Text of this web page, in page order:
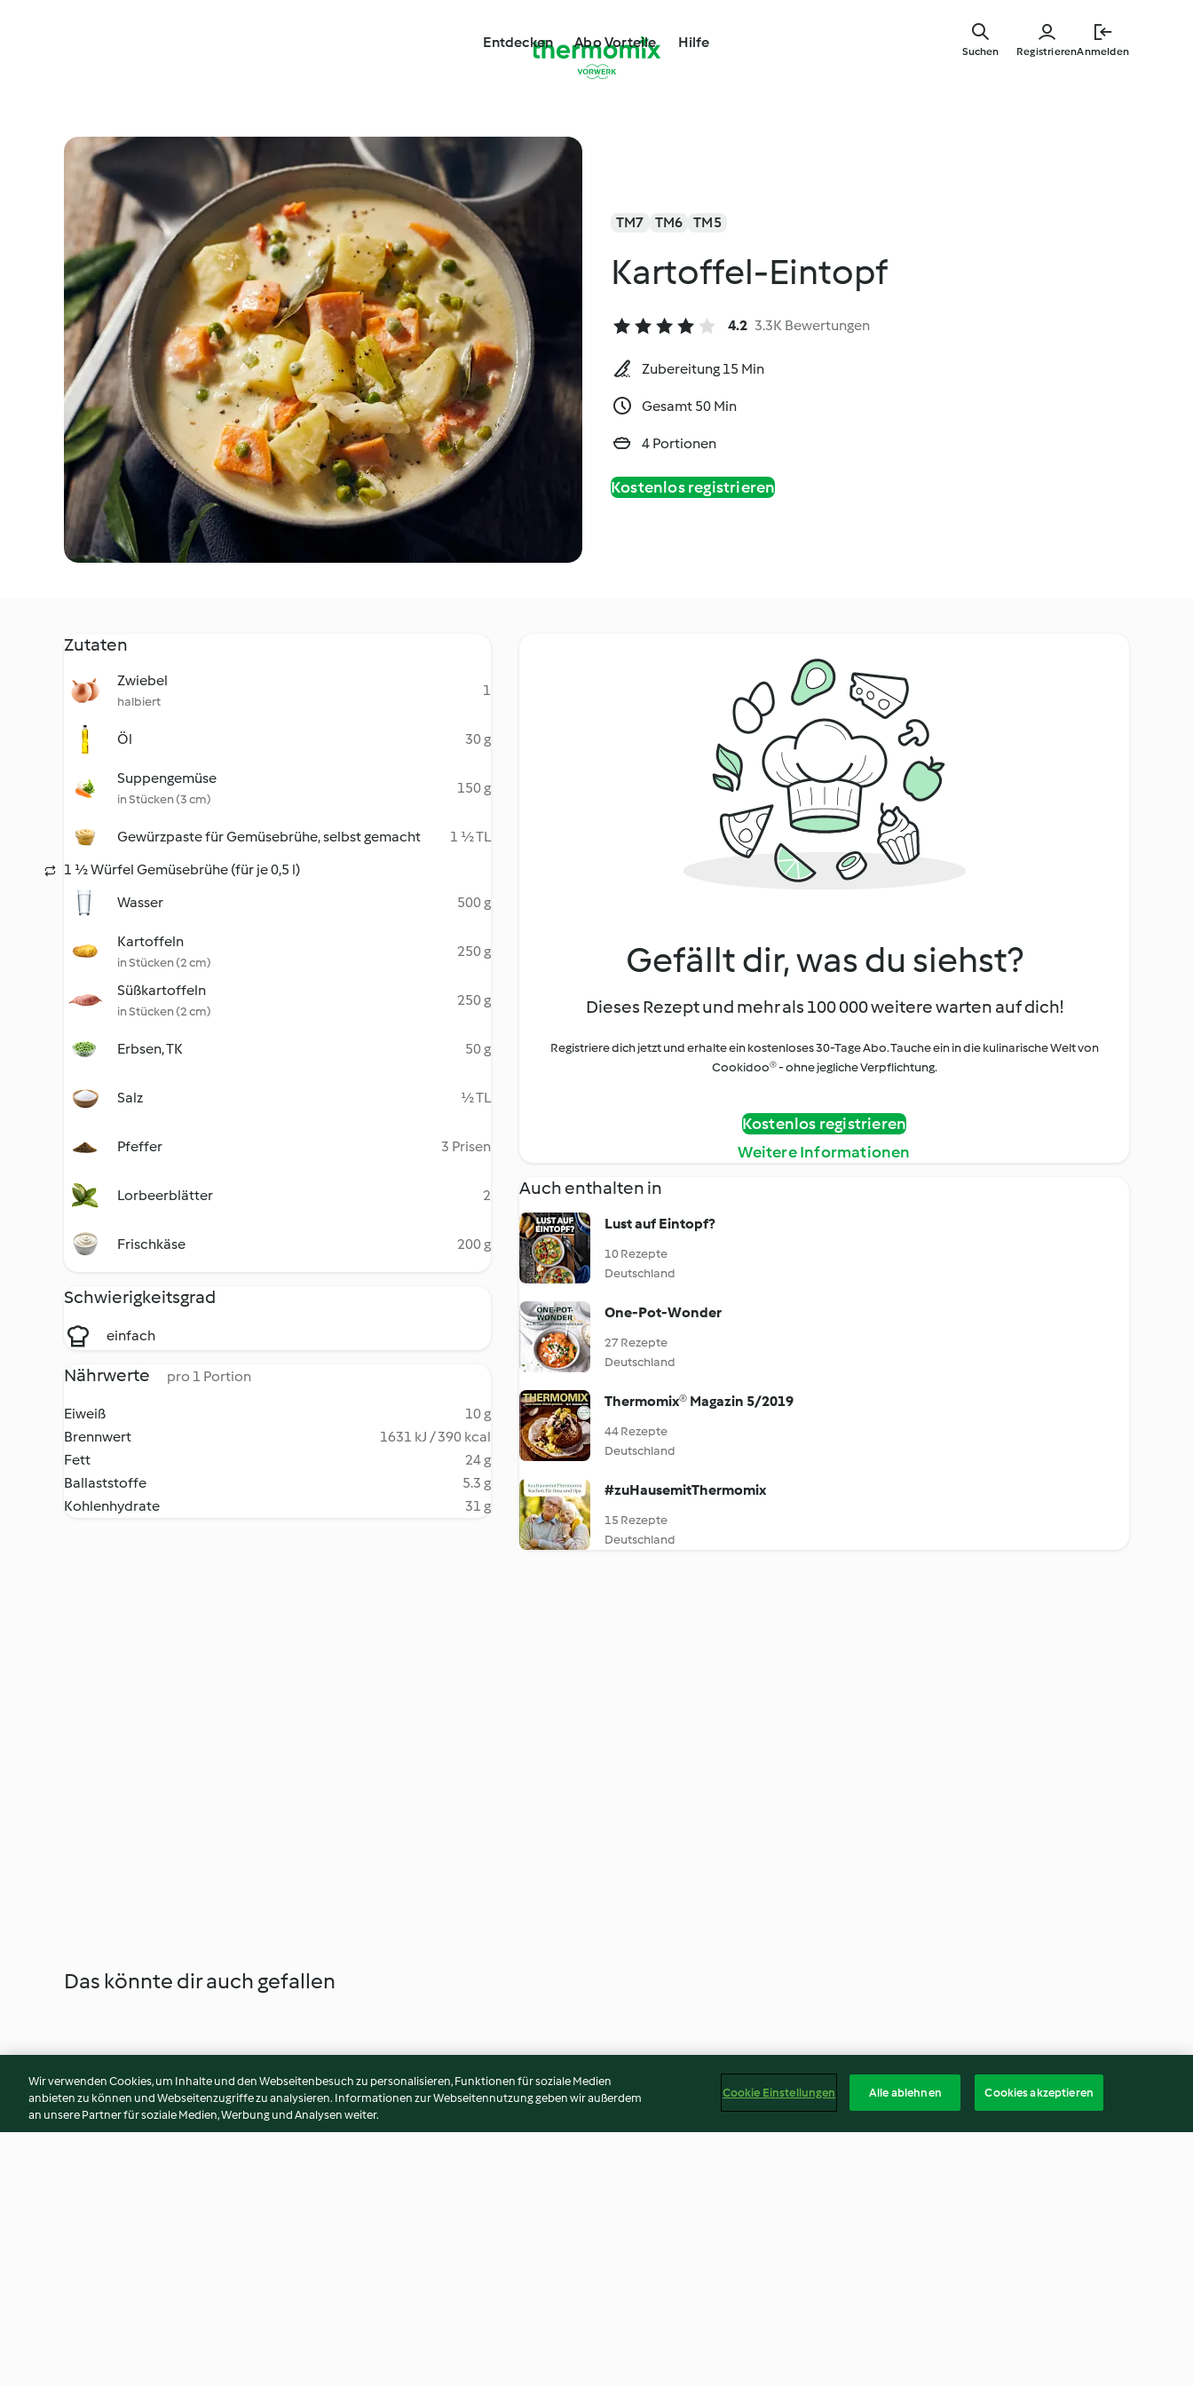
Entdecken Abo Vorteile Hilfe
RegistrierenAnmelden
Suchen
TM7 TM6 TM5
Kartoffel-Eintopf
4.2 3.3K Bewertungen
Zubereitung 15 Min
Gesamt 50 Min
4 Portionen
Kostenlos registrieren
Zutaten
Zwiebel
halbiert
1
Öl 30 g
Suppengemüse
in Stücken (3 cm)
150 g
Gewürzpaste für Gemüsebrühe, selbst gemacht
1 ½ TL
1 ½ Würfel Gemüsebrühe (für je 0,5 l)
Wasser
500 g
Kartoffeln
in Stücken (2 cm)
250 g
Süßkartoffeln
in Stücken (2 cm)
250 g
Erbsen, TK 50 g
Salz ½ TL
Pfeffer 3 Prisen
Lorbeerblätter 2
Frischkäse 200 g
Schwierigkeitsgrad
einfach
Nährwerte pro 1 Portion
Eiweiß
10 g
Brennwert
1631 kJ / 390 kcal
Fett
24 g
Ballaststoffe
5.3 g
Kohlenhydrate
31 g
Gefällt dir, was du siehst?
Dieses Rezept und mehr als 100 000 weitere warten auf dich!
Registriere dich jetzt und erhalte ein kostenloses 30-Tage Abo. Tauche ein in die kulinarische Welt von
Cookidoo® - ohne jegliche Verpflichtung.
Kostenlos registrieren
Weitere Informationen
Auch enthalten in
Lust auf Eintopf?
10 Rezepte
Deutschland
One-Pot-Wonder
27 Rezepte
Deutschland
Thermomix® Magazin 5/2019
44 Rezepte
Deutschland
#zuHausemitThermomix
15 Rezepte
Deutschland
Das könnte dir auch gefallen
Wir verwenden Cookies, um Inhalte und den Webseitenbesuch zu personalisieren, Funktionen für soziale Medien
anbieten zu können und Webseitenzugriffe zu analysieren. Informationen zur Webseitennutzung geben wir außerdem
an unsere Partner für soziale Medien, Werbung und Analysen weiter.
Cookie Einstellungen Alle ablehnen Cookies akzeptieren